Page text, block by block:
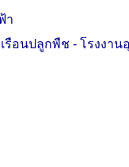
า
เรือนปลูกพืช- โรงงา